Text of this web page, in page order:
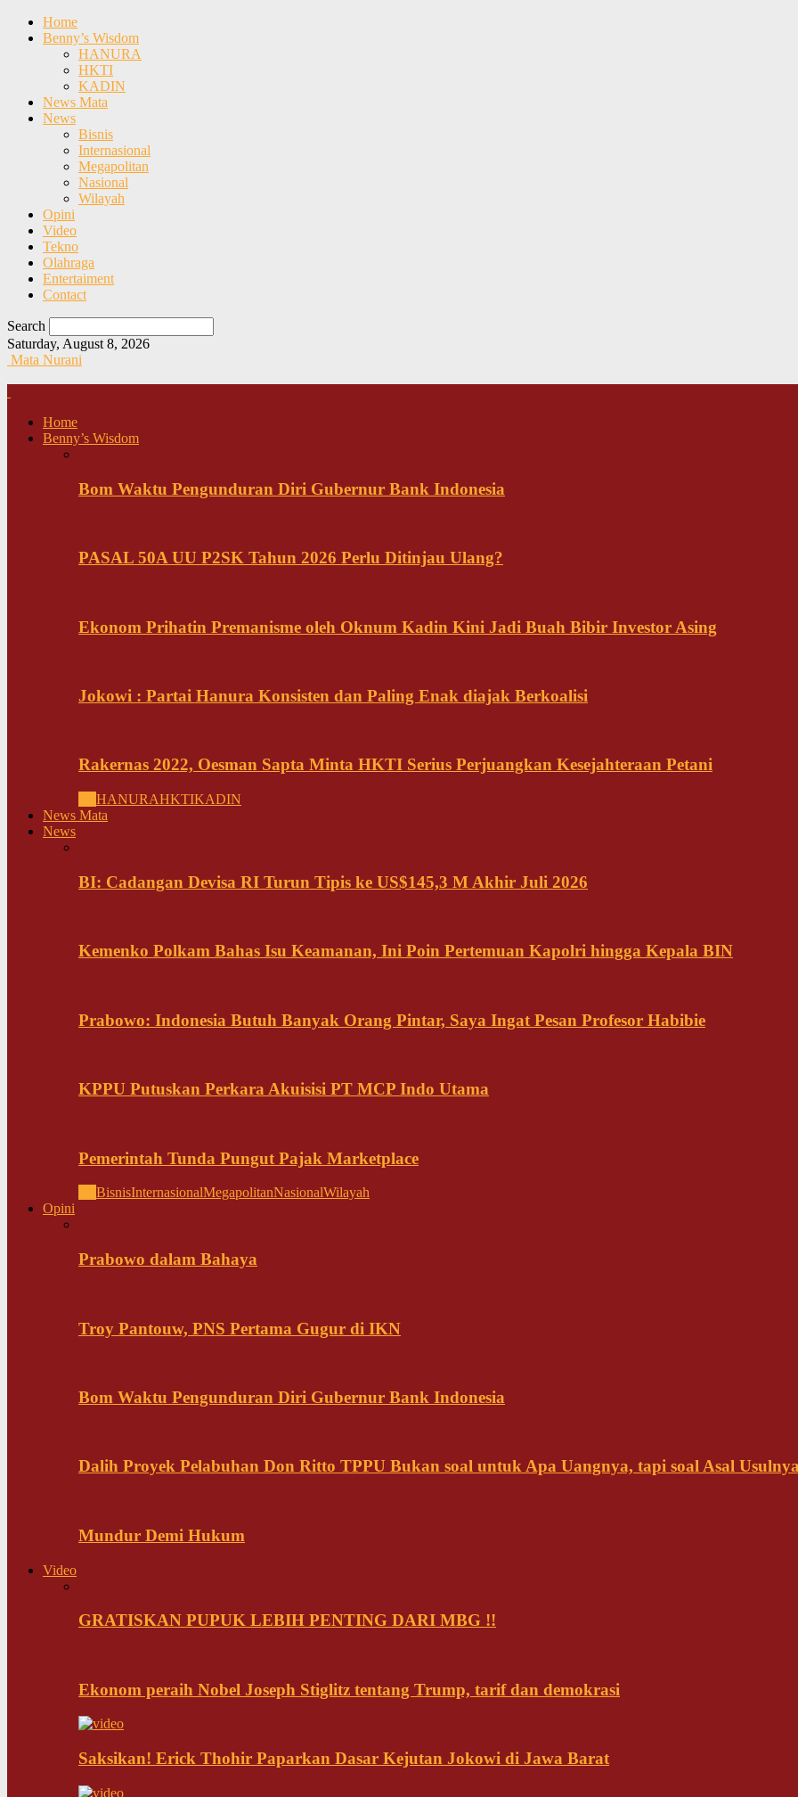
Home
Benny’s Wisdom
HANURA
HKTI
KADIN
News Mata
News
Bisnis
Internasional
Megapolitan
Nasional
Wilayah
Opini
Video
Tekno
Olahraga
Entertaiment
Contact
Search
Saturday, August 8, 2026
Mata Nurani
Home
Benny’s Wisdom
Bom Waktu Pengunduran Diri Gubernur Bank Indonesia
PASAL 50A UU P2SK Tahun 2026 Perlu Ditinjau Ulang?
Ekonom Prihatin Premanisme oleh Oknum Kadin Kini Jadi Buah Bibir Investor Asing
Jokowi : Partai Hanura Konsisten dan Paling Enak diajak Berkoalisi
Rakernas 2022, Oesman Sapta Minta HKTI Serius Perjuangkan Kesejahteraan Petani
HANURAHKTIKADIN
News Mata
News
BI: Cadangan Devisa RI Turun Tipis ke US$145,3 M Akhir Juli 2026
Kemenko Polkam Bahas Isu Keamanan, Ini Poin Pertemuan Kapolri hingga Kepala BIN
Prabowo: Indonesia Butuh Banyak Orang Pintar, Saya Ingat Pesan Profesor Habibie
KPPU Putuskan Perkara Akuisisi PT MCP Indo Utama
Pemerintah Tunda Pungut Pajak Marketplace
BisnisInternasionalMegapolitanNasionalWilayah
Opini
Prabowo dalam Bahaya
Troy Pantouw, PNS Pertama Gugur di IKN
Bom Waktu Pengunduran Diri Gubernur Bank Indonesia
Dalih Proyek Pelabuhan Don Ritto TPPU Bukan soal untuk Apa Uangnya, tapi soal Asal
Mundur Demi Hukum
Video
GRATISKAN PUPUK LEBIH PENTING DARI MBG !!
Ekonom peraih Nobel Joseph Stiglitz tentang Trump, tarif dan demokrasi
Saksikan! Erick Thohir Paparkan Dasar Kejutan Jokowi di Jawa Barat